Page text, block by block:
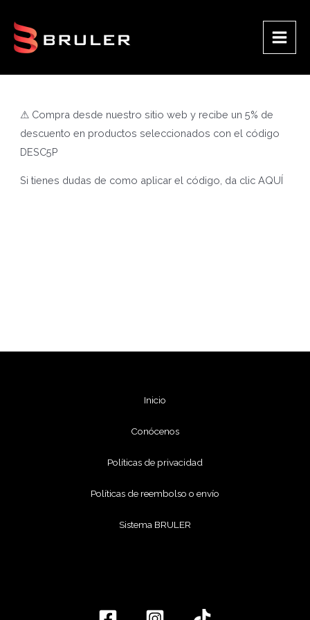
contenido
Main
⚠ Compra desde nuestro sitio web y recibe un 5% de
descuento en productos seleccionados con el código
DESC5P
Si tienes dudas de como aplicar el código, da clicAQUÍ
Inicio
Conócenos
Políticas de privacidad
Políticas de reembolso o envío
Sistema BRULER